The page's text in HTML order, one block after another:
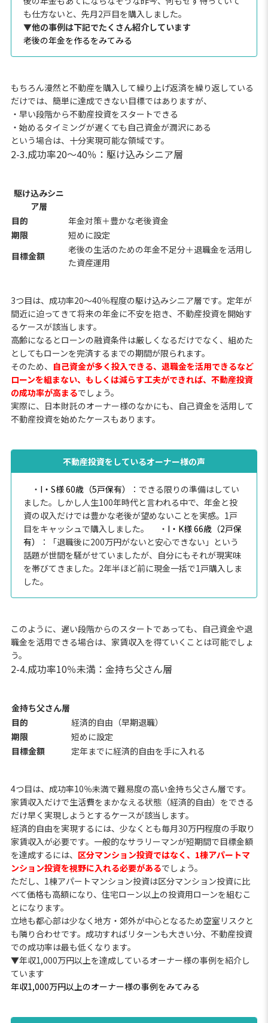
も仕方ないと、先月2戸目を購入しました。
▼他の事例は下記でたくさん紹介しています
老後の年金を作るをみてみる
もちろん漫然と不動産を購入して繰り上げ返済を繰り返している
だけでは、簡単に達成できない目標ではありますが、
・早い段階から不動産投資をスタートできる
・始めるタイミングが遅くても自己資金が潤沢にある
という場合は、十分実現可能な領域です。
2-3.成功率20～40％：駆け込みシニア層
駆け込みシニ
ア層
目的
年金対策＋豊かな老後資金
期限
短めに設定
目標金額
老後の生活のための年金不足分＋退職金を活用し
た資産運用
3つ目は、成功率20～40％程度の駆け込みシニア層です。定年が
間近に迫ってきて将来の年金に不安を抱き、不動産投資を開始す
るケースが該当します。
高齢になるとローンの融資条件は厳しくなるだけでなく、組めた
としてもローンを完済するまでの期間が限られます。
そのため、 自己資金が多く投入できる、退職金を活用できるなど
ローンを組まない、もしくは減らす工夫ができれば、不動産投資
の成功率が高まるでしょう。
実際に、日本財託のオーナー様のなかにも、自己資金を活用して
不動産投資を始めたケースもあります。
不動産投資をしているオーナー様の声
・ I・S様 60歳（5戸保有）
：できる限りの準備はしてい
ました。しかし人生100年時代と言われる中で、年金と投
資の収入だけでは豊かな老後が望めないことを実感。1戸
目をキャッシュで購入しました。
・ I・K様 66歳（2戸保
有）
：「退職後に200万円がないと安心できない」という
話題が世間を騒がせていましたが、自分にもそれが現実味
を帯びてきました。2年半ほど前に現金一括で1戸購入しま
した。
このように、遅い段階からのスタートであっても、自己資金や退
職金を活用できる場合は、家賃収入を得ていくことは可能でしょ
う。
2-4.成功率10％未満：金持ち父さん層
金持ち父さん層
目的
経済的自由（早期退職）
期限
短めに設定
目標金額
定年までに経済的自由を手に入れる
4つ目は、成功率10％未満で難易度の高い金持ち父さん層です。
家賃収入だけで生活費をまかなえる状態（経済的自由）をできる
だけ早く実現しようとするケースが該当します。
経済的自由を実現するには、少なくとも毎月30万円程度の手取り
家賃収入が必要です。一般的なサラリーマンが短期間で目標金額
を達成するには、 区分マンション投資ではなく、1棟アパートマ
ンション投資を視野に入れる必要があるでしょう。
ただし、1棟アパートマンション投資は区分マンション投資に比
べて価格も高額になり、住宅ローン以上の投資用ローンを組むこ
とになります。
立地も都心部は少なく地方・郊外が中心となるため空室リスクと
も隣り合わせです。成功すればリターンも大きい分、不動産投資
での成功率は最も低くなります。
▼年収1,000万円以上を達成しているオーナー様の事例を紹介し
ています
年収1,000万円以上のオーナー様の事例をみてみる